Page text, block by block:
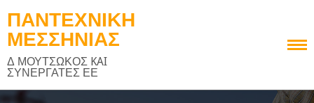
to
content
ΠΑΝΤΕΧΝΙΚΗ
ΜΕΣΣΗΝΙΑΣ
Δ ΜΟΥΤΣΩΚΟΣ KAI
ΣΥΝΕΡΓΑΤΕΣ ΕΕ